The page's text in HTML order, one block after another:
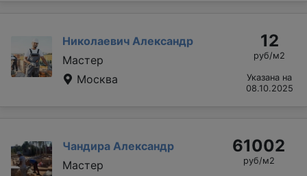
Николаевич Александр
Мастер
Москва
12
руб/м2
Указана на
08.10.2025
Чандира Александр
Мастер
61002
руб/м2